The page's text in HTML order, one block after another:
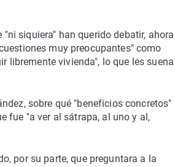
siquiera" han querido debatir, ahora
muy preocupantes" como
libremente vivienda", lo que les suena
sobre qué "beneficios concretos"
fue "a ver al sátrapa, al uno y al,
por su parte, que preguntara a la